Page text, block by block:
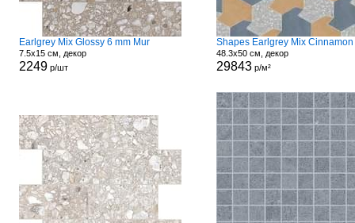
Earlgrey Mix Glossy 6 mm Mur
7.5x15 см, декор
2249р/шт
48.3x50 см, декор
29843р/м²